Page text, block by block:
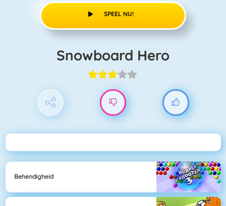
SPEEL NU!
Snowboard Hero
Behendigheid